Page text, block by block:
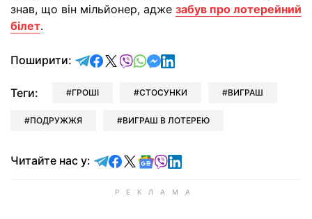
знав, що він мільйонер, адже забув про лотерейний
білет.
Поширити: відправити у Telegram
поділитись у Facebook
поділитись у X
відправити у Viber
відправити у Whatsapp
відправити у Messenger
відправити у LinkedIn
Теги: ГРОШІ СТОСУНКИ ВИГРАШ
ПОДРУЖЖЯ ВИГРАШ В ЛОТЕРЕЮ
Читайте нас у: Читайте у Telegram
Читайте у Facebook
Читайте у X
Читайте у Google news
Читайте у Viber
Читайте у LinkedIn